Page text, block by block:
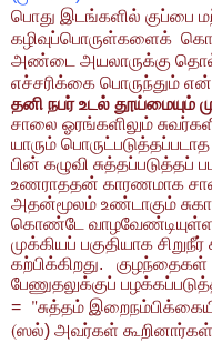
பொது இடங்களில் குப்பை
கழிவுப்பொருள்களைக்
அண்டை அயலாருக்கு
எச்சரிக்கை பொருந்தும்
தனி நபர் உடல் தூய்மையும்
சாலை ஓரங்களிலும்
யாரும்
பின் கழுவி
உணராததன் காரணமாக
அதன்மூலம் உண்டாகும்
கொண்டே
முக்கியப் பகுதியாக
கற்பிக்கிறது.
குழந்தைகள்
பேணுதலுக்குப்
= "சுத்தம்
(ஸல்) அவர்கள்